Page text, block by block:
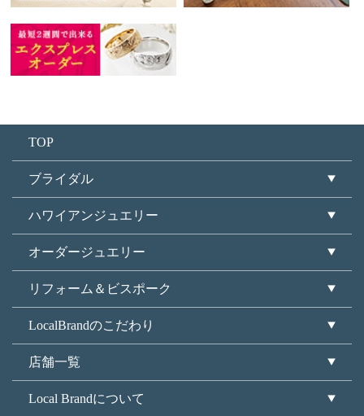
TOP
ブライダル
ハワイアンジュエリー
オーダージュエリー
リフォーム＆ビスポーク
LocalBrandのこだわり
店舗一覧
Local Brandについて